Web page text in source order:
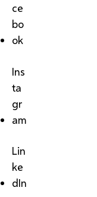
ce
bo
ok
Ins
ta
gr
am
Lin
ke
dIn